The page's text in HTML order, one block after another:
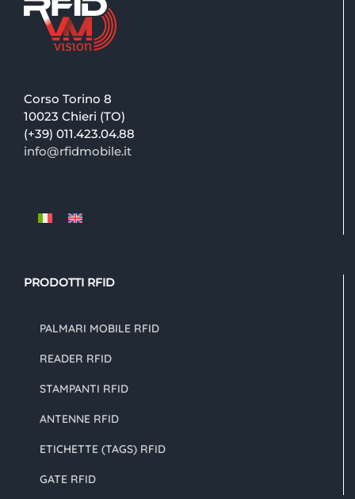
Corso Torino 8
10023 Chieri (TO)
(+39) 011.423.04.88
info@rfidmobile.it
PRODOTTI RFID
PALMARI MOBILE RFID
READER RFID
STAMPANTI RFID
ANTENNE RFID
ETICHETTE (TAGS) RFID
GATE RFID